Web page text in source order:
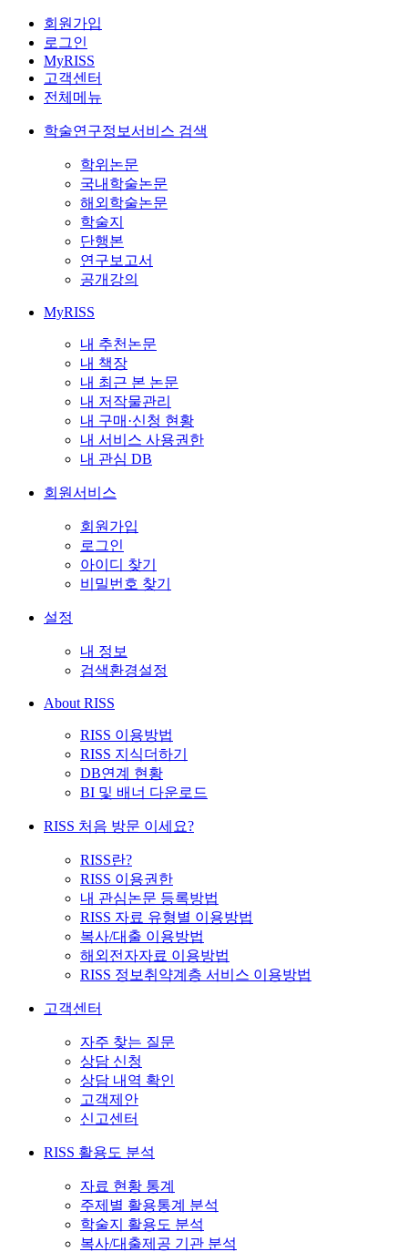
회원가입
로그인
MyRISS
고객센터
전체메뉴
학술연구정보서비스 검색
학위논문
국내학술논문
해외학술논문
학술지
단행본
연구보고서
공개강의
MyRISS
내 추천논문
내 책장
내 최근 본 논문
내 저작물관리
내 구매·신청 현황
내 서비스 사용권한
내 관심 DB
회원서비스
회원가입
로그인
아이디 찾기
비밀번호 찾기
설정
내 정보
검색환경설정
About RISS
RISS 이용방법
RISS 지식더하기
DB연계 현황
BI 및 배너 다운로드
RISS 처음 방문 이세요?
RISS란?
RISS 이용권한
내 관심논문 등록방법
RISS 자료 유형별 이용방법
복사/대출 이용방법
해외전자자료 이용방법
RISS 정보취약계층 서비스 이용방법
고객센터
자주 찾는 질문
상담 신청
상담 내역 확인
고객제안
신고센터
RISS 활용도 분석
자료 현황 통계
주제별 활용통계 분석
학술지 활용도 분석
복사/대출제공 기관 분석